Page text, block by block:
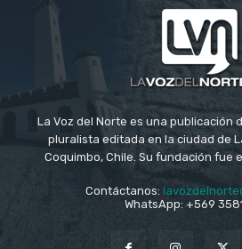
La Voz del Norte es una publicación
pluralista editada en la ciudad de
Coquimbo, Chile. Su fundación fue
Contáctanos:
WhatsApp: +569